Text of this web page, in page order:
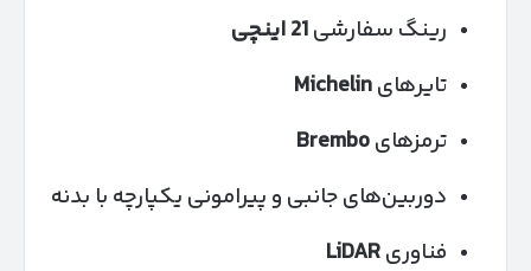
رینگ سفارشی21 اینچی
تایرهایMichelin
ترمزهایBrembo
دوربین‌های جانبی و پیرامونی یکپارچه با بدنه
فناوریLiDAR